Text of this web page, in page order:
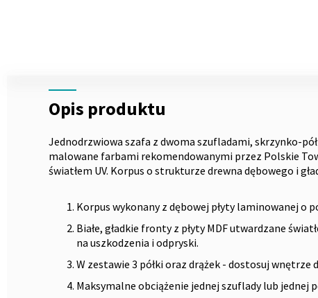
beginning
of
the
images
gallery
Opis produktu
Jednodrzwiowa szafa z dwoma szufladami, skrzynko-
malowane farbami rekomendowanymi przez Polskie
światłem UV. Korpus o strukturze drewna dębowego i
Korpus wykonany z dębowej płyty laminowanej o
Białe, gładkie fronty z płyty MDF utwardzane
na uszkodzenia i odpryski.
W zestawie 3 półki oraz drążek - dostosuj wnętrze
Maksymalne obciążenie jednej szuflady lub jednej